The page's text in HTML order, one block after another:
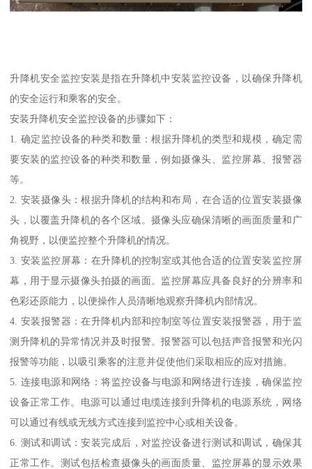
升降机安全监控安装是指在升降机中安装监控设备，以确保升降机
的安全运行和乘客的安全。
安装升降机安全监控设备的步骤如下：
1. 确定监控设备的种类和数量：根据升降机的类型和规模，确定需
要安装的监控设备的种类和数量，例如摄像头、监控屏幕、报警器
等。
2. 安装摄像头：根据升降机的结构和布局，在合适的位置安装摄像
头，以覆盖升降机的各个区域。摄像头应确保清晰的画面质量和广
角视野，以便监控整个升降机的情况。
3. 安装监控屏幕：在升降机的控制室或其他合适的位置安装监控屏
幕，用于显示摄像头拍摄的画面。监控屏幕应具备良好的分辨率和
色彩还原能力，以便操作人员清晰地观察升降机内部情况。
4. 安装报警器：在升降机内部和控制室等位置安装报警器，用于监
测升降机的异常情况并及时报警。报警器可以包括声音报警和光闪
报警等功能，以吸引乘客的注意并促使他们采取相应的应对措施。
5. 连接电源和网络：将监控设备与电源和网络进行连接，确保监控
设备正常工作。电源可以通过电缆连接到升降机的电源系统，网络
可以通过有线或无线方式连接到监控中心或相关设备。
6. 测试和调试：安装完成后，对监控设备进行测试和调试，确保其
正常工作。测试包括检查摄像头的画面质量、监控屏幕的显示效果